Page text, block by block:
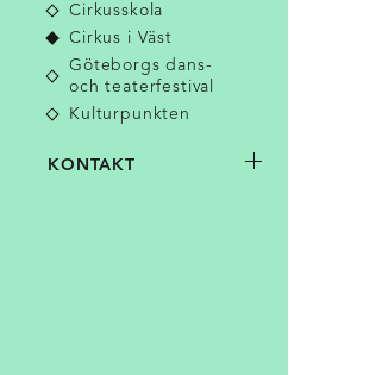
Cirkusskola
Cirkus i Väst
Göteborgs dans-
och teaterfestival
Kulturpunkten
KONTAKT